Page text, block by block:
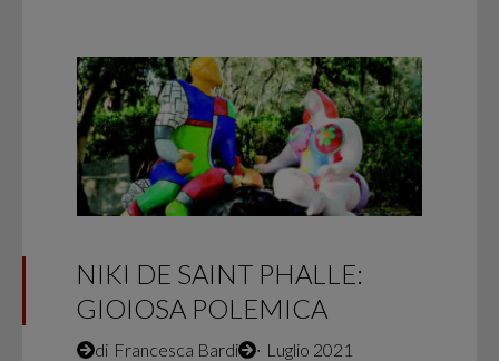
NIKI DE SAINT PHALLE:
GIOIOSA POLEMICA
di Francesca Bardi ∙ Luglio 2021